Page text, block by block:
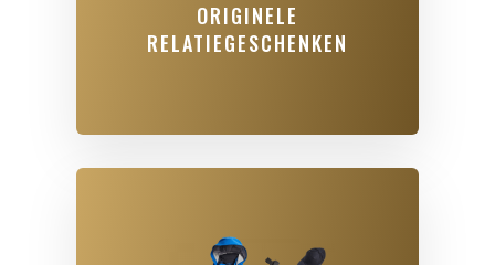
ORIGINELE
RELATIEGESCHENKEN